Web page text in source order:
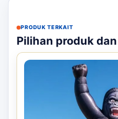
PRODUK TERKAIT
Pilihan produk